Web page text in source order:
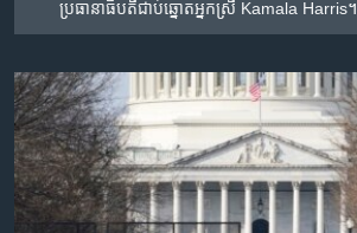
ប្រធានាធិបតីជាប់ឆ្នោតអ្នកស្រី Kamala Harris។